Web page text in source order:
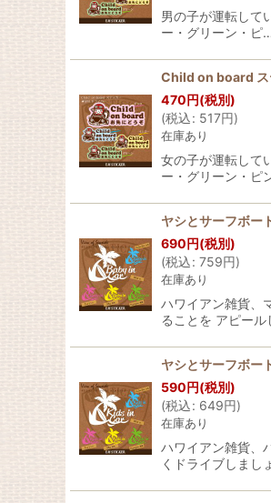
男の子が運転して
ー・グリーン・ピ
Child on board ス
470円(税別)
(税込: 517円)
在庫あり
女の子が運転して
ー・グリーン・ピ
ヤシとサーフボー
690円(税別)
(税込: 759円)
在庫あり
ハワイアン雑貨、
ることを アピー
ヤシとサーフボー
590円(税別)
(税込: 649円)
在庫あり
ハワイアン雑貨、
くドライブしまし